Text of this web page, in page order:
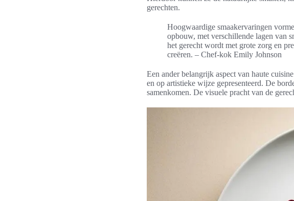
gerechten.
Hoogwaardige smaakervaringen
opbouw, met verschillende lagen van
het gerecht wordt met grote zorg en
creëren. – Chef-kok Emily Johnson
Een ander belangrijk aspect van haute
en op artistieke wijze gepresenteerd. De
samenkomen. De visuele pracht van de